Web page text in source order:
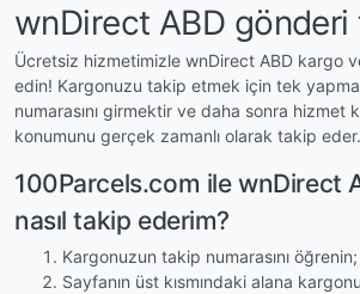
wnDirect ABD gönderi
Ücretsiz hizmetimizle wnDirect ABD kargo
edin! Kargonuzu takip etmek için tek
numarasını girmektir ve daha sonra hizmet
konumunu gerçek zamanlı olarak takip eder.
100Parcels.com ile wnDirect
nasıl takip ederim?
Kargonuzun takip numarasını öğrenin;
Sayfanın üst kısmındaki alana